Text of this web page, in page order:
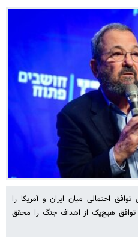
احتمالی میان ایران و آمریکا را
توافق هیچ‌یک از اهداف جنگ را محقق